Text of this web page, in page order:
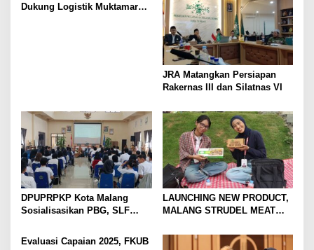
Dukung Logistik Muktamar
JRA Matangkan Persiapan
Rakernas III dan Silatnas VI
DPUPRPKP Kota Malang
Sosialisasikan PBG, SLF
SPPG
LAUNCHING NEW PRODUCT,
MALANG STRUDEL MEAT
Evaluasi Capaian 2025, FKUB